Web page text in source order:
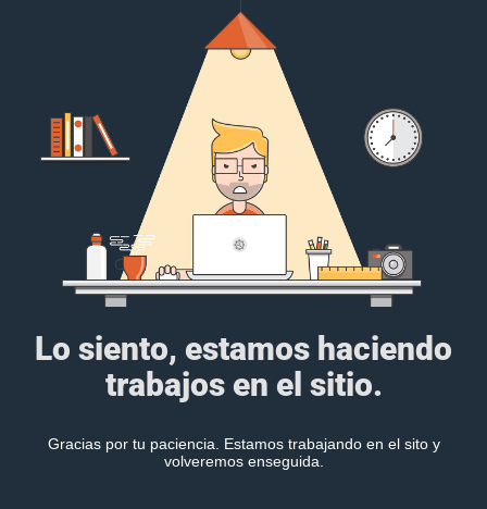
Lo siento, estamos haciendo
trabajos en el sitio.
Gracias por tu paciencia. Estamos trabajando en el sito y
volveremos enseguida.